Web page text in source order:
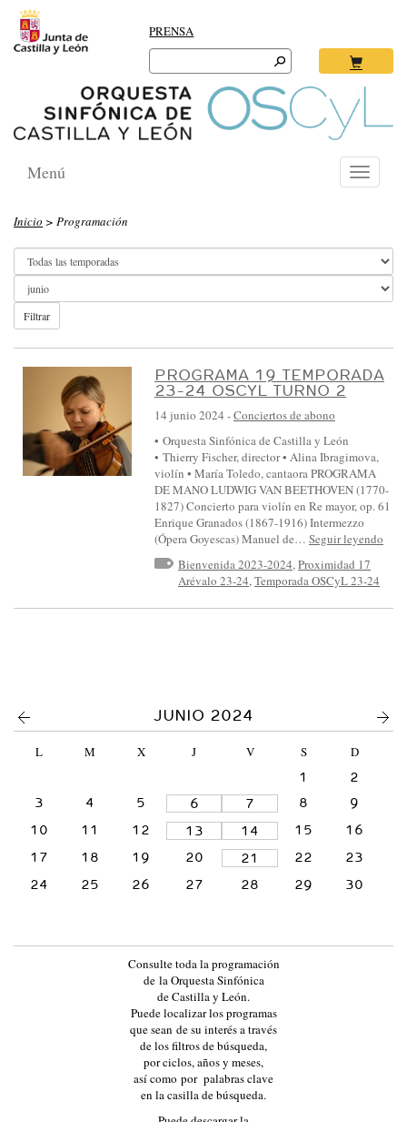
PRENSA
Search
for:
Toggle
Menú
O
R
Q
U
E
S
T
N
A
A
S
Inicio > Programación
Filtrar
PROGRAMA 19 TEMPORADA
23-24 OSCYL TURNO 2
14 junio 2024 -Conciertos de abono
• Orquesta Sinfónica de Castilla y León
• Thierry Fischer, director • Alina Ibragimova,
violín • María Toledo, cantaora PROGRAMA
DE MANO LUDWIG VAN BEETHOVEN (1770-
1827) Concierto para violín en Re mayor, op. 61
Enrique Granados (1867-1916) Intermezzo
(Ópera Goyescas) Manuel de… Seguir leyendo
Bienvenida 2023-2024,Proximidad 17
Arévalo 23-24,Temporada OSCyL 23-24
JUNIO 2024
L M X J V S
D
1
2
3
4 5 6 7 8
9
10
11 12 13 14 15
16
17
18 19 20 21 22
23
24
25 26 27 28 29 30
Consulte toda la programación
de la Orquesta Sinfónica
de Castilla y León.
Puede localizar los programas
que sean de su interés a través
de los filtros de búsqueda,
por ciclos, años y meses,
así como por palabras clave
en la casilla de búsqueda.